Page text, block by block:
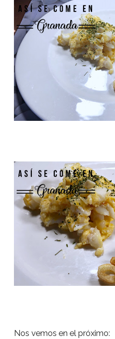
Nos vemos en el próximo: